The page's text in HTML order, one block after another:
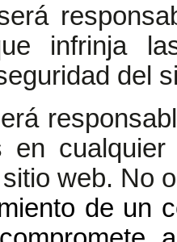
infrinja
del
en
web. No
de un